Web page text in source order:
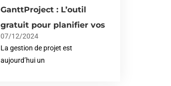
GanttProject : L’outil
gratuit pour planifier vos
07/12/2024
La gestion de projet est
aujourd’hui un